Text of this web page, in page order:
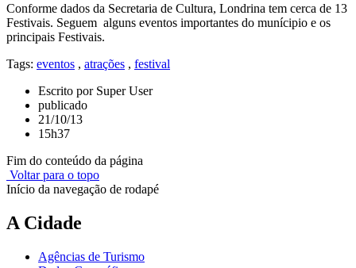
Conforme dados da Secretaria de Cultura, Londrina tem cerca de 13
Festivais. Seguem alguns eventos importantes do munícipio e os
principais Festivais.
Tags: eventos , atrações , festival
Escrito por Super User
publicado
21/10/13
15h37
Fim do conteúdo da página
Voltar para o topo
Início da navegação de rodapé
A Cidade
Agências de Turismo